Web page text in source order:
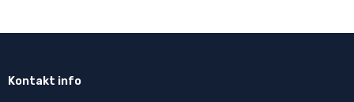
Kontakt info